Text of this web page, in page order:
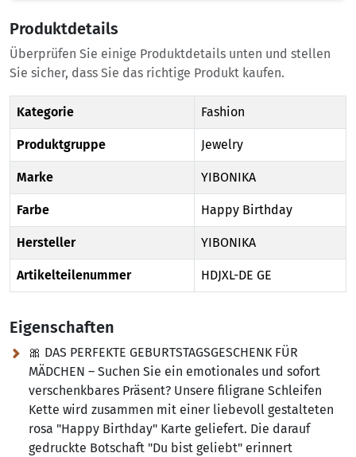
Produktdetails
Überprüfen Sie einige Produktdetails unten und stellen
Sie sicher, dass Sie das richtige Produkt kaufen.
Kategorie Fashion
Produktgruppe Jewelry
Marke YIBONIKA
Farbe Happy Birthday
Hersteller YIBONIKA
Artikelteilenummer HDJXL-DE GE
Eigenschaften
🎀 DAS PERFEKTE GEBURTSTAGSGESCHENK FÜR
MÄDCHEN – Suchen Sie ein emotionales und sofort
verschenkbares Präsent? Unsere filigrane Schleifen
Kette wird zusammen mit einer liebevoll gestalteten
rosa "Happy Birthday" Karte geliefert. Die darauf
gedruckte Botschaft "Du bist geliebt" erinnert